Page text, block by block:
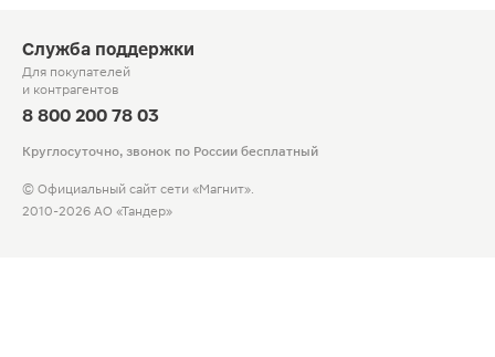
Служба поддержки
Для покупателей
и контрагентов
8 800 200 78 03
Круглосуточно, звонок по России бесплатный
© Официальный сайт сети «Магнит».
2010-2026 АО «Тандер»